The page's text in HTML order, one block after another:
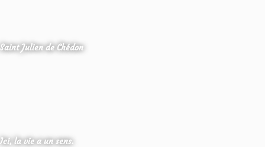
Saint Julien de Chédon
Ici, la vie a un sens.